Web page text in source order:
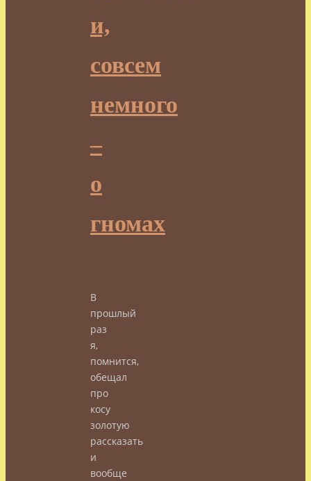
и,
совсем
немного
–
о
гномах
В
прошлый
раз
я,
помнится,
обещал
про
косу
золотую
рассказать
и
вообще